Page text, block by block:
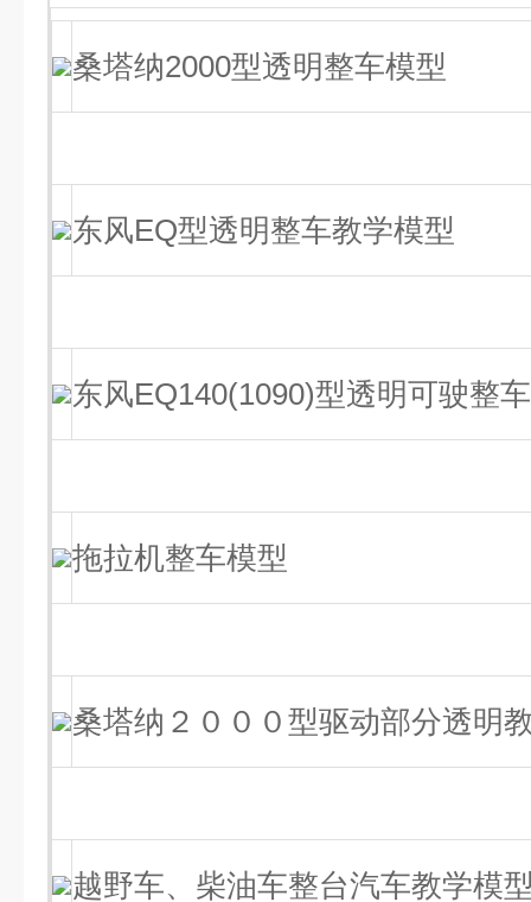
桑塔纳2000型透明整车模型
东风EQ型透明整车教学模型
东风EQ140(1090)型透明可驶整
拖拉机整车模型
桑塔纳２０００型驱动部分透明
越野车、柴油车整台汽车教学模